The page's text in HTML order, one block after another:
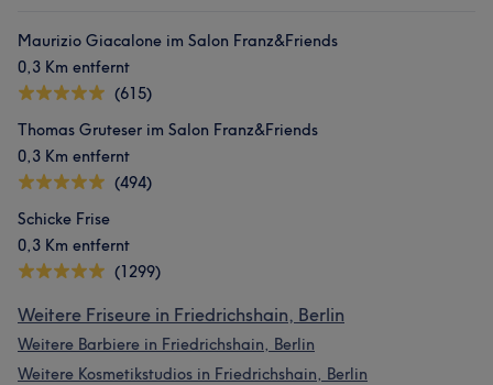
Maurizio Giacalone im Salon Franz&Friends
0,3 Km entfernt
(615)
Thomas Gruteser im Salon Franz&Friends
0,3 Km entfernt
(494)
Schicke Frise
0,3 Km entfernt
(1299)
Weitere Friseure in Friedrichshain, Berlin
Weitere Barbiere in Friedrichshain, Berlin
Weitere Kosmetikstudios in Friedrichshain, Berlin